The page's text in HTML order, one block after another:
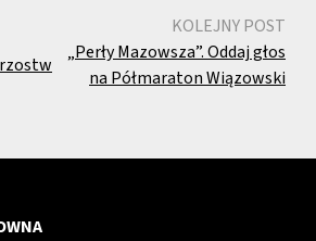
KOLEJNY POST
„Perły Mazowsza”. Oddaj głos
na Półmaraton Wiązowski